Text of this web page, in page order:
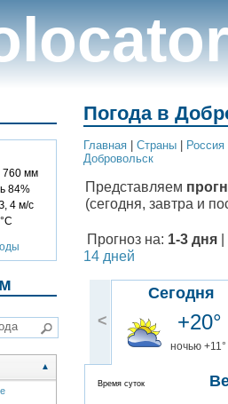
760 мм
84%
4 м/с
▲
Погода в
Главная Cтраны Россия
Добровольск
Представляем
(сегодня, завтра и
Прогноз на: 1-3 дня
14 дней
<
Сегодня
+20°
ночью +11°
Время суток